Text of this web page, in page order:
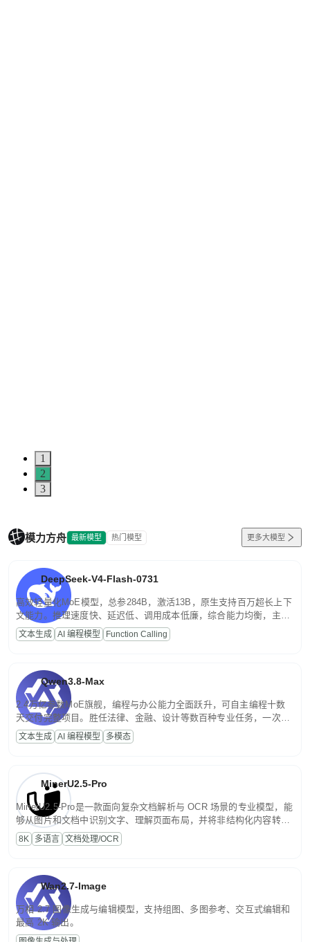
1
2
3
模力方舟 最新模型 热门模型 更多大模型
DeepSeek-V4-Flash-0731
高效轻量化MoE模型，总参284B，激活13B，原生支持百万超长上下
文能力。推理速度快、延迟低、调用成本低廉，综合能力均衡，主打
高并发、轻量化任务，适合日常对话、内容创作、基础 RAG、批量
文案处理等普惠刚需场景。
文本生成 AI 编程模型 Function Calling
Qwen3.8-Max
2.4万亿参数MoE旗舰，编程与办公能力全面跃升，可自主编程十数
天交付完整项目。胜任法律、金融、设计等数百种专业任务，一次对
话端到端交付生产级成果。原生视觉理解贯穿规划、执行与验证全流
程，支持超长文档与长视频的深度语义解析。长程任务中自主规划与
文本生成 AI 编程模型 多模态
MinerU2.5-Pro
MinerU2.5-Pro是一款面向复杂文档解析与 OCR 场景的专业模型，能
够从图片和文档中识别文字、理解页面布局，并将非结构化内容转换
为便于存储、检索和二次处理的结构化结果。
8K 多语言 文档处理/OCR
Wan2.7-Image
万相 2.7 图像生成与编辑模型，支持组图、多图参考、交互式编辑和
最高 2K 输出。